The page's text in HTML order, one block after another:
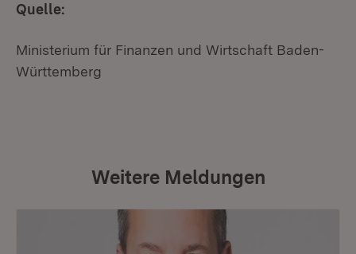
Quelle:
Ministerium für Finanzen und Wirtschaft Baden-
Württemberg
Weitere Meldungen